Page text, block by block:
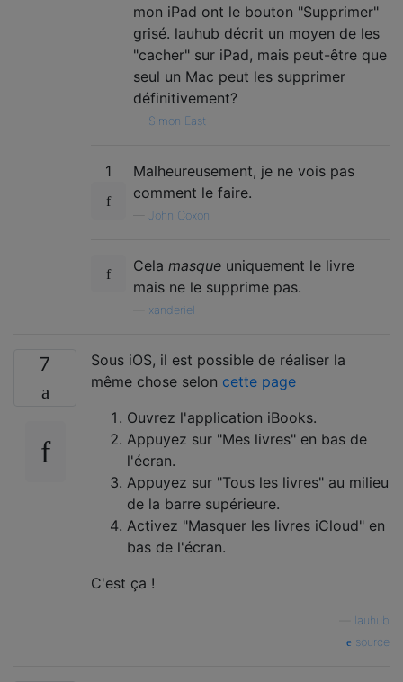
mon iPad ont le bouton "Supprimer"
grisé. lauhub décrit un moyen de les
"cacher" sur iPad, mais peut-être que
seul un Mac peut les supprimer
définitivement?
Simon East
1
Malheureusement, je ne vois pas
comment le faire.
John Coxon
Cela masque uniquement le livre
mais ne le supprime pas.
xanderiel
7
Sous iOS, il est possible de réaliser la
même chose selon cette page
Ouvrez l'application iBooks.
Appuyez sur "Mes livres" en bas de
l'écran.
Appuyez sur "Tous les livres" au milieu
de la barre supérieure.
Activez "Masquer les livres iCloud" en
bas de l'écran.
C'est ça !
lauhub
source